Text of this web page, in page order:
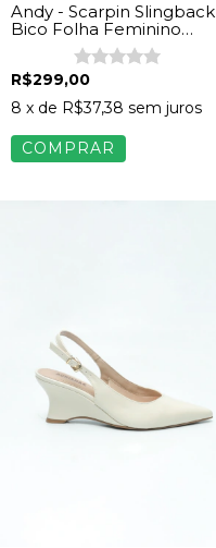
Andy - Scarpin Slingback
Bico Folha Feminino
Napa Onça
R$299,00
8 x de R$37,38 sem juros
COMPRAR